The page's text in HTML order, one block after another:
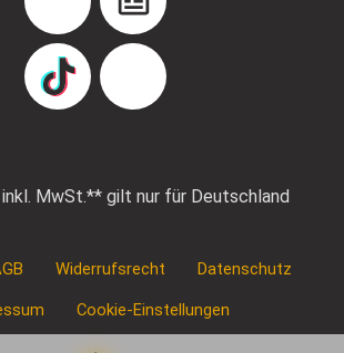
YouTube Blog
TikTok Pinterest
MwSt.** gilt nur für Deutschland
Widerrufsrecht Datenschutz
Cookie-Einstellungen